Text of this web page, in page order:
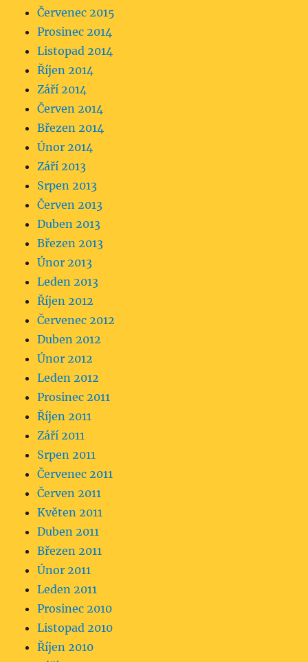
Červenec 2015
Prosinec 2014
Listopad 2014
Říjen 2014
Září 2014
Červen 2014
Březen 2014
Únor 2014
Září 2013
Srpen 2013
Červen 2013
Duben 2013
Březen 2013
Únor 2013
Leden 2013
Říjen 2012
Červenec 2012
Duben 2012
Únor 2012
Leden 2012
Prosinec 2011
Říjen 2011
Září 2011
Srpen 2011
Červenec 2011
Červen 2011
Květen 2011
Duben 2011
Březen 2011
Únor 2011
Leden 2011
Prosinec 2010
Listopad 2010
Říjen 2010